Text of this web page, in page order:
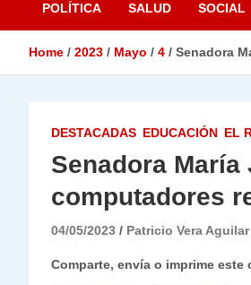
POLÍTICA SALUD SOCIAL
Home 2023 Mayo 4 Senadora
DESTACADAS EDUCACIÓN EL
Senadora
computadores
04/05/2023 Patricio Vera Aguilar
Comparte, envía o imprime